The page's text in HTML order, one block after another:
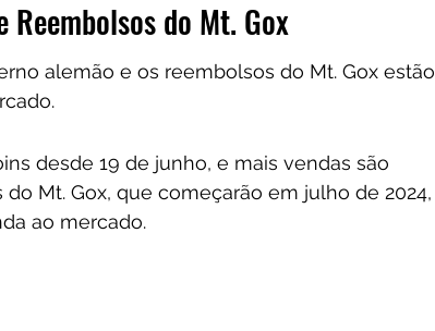
Reembolsos do Mt. Gox
alemão e os reembolsos do Mt. Gox estão
desde 19 de junho, e mais vendas são
Mt. Gox, que começarão em julho de 2024,
ao mercado.